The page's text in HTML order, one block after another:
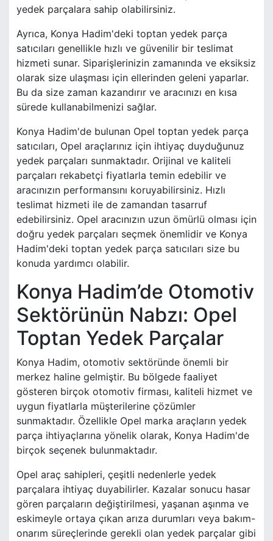
yedek parçalara sahip olabilirsiniz.
Ayrıca, Konya Hadim'deki toptan yedek parça
satıcıları genellikle hızlı ve güvenilir bir teslimat
hizmeti sunar. Siparişlerinizin zamanında ve eksiksiz
olarak size ulaşması için ellerinden geleni yaparlar.
Bu da size zaman kazandırır ve aracınızı en kısa
sürede kullanabilmenizi sağlar.
Konya Hadim'de bulunan Opel toptan yedek parça
satıcıları, Opel araçlarınız için ihtiyaç duyduğunuz
yedek parçaları sunmaktadır. Orijinal ve kaliteli
parçaları rekabetçi fiyatlarla temin edebilir ve
aracınızın performansını koruyabilirsiniz. Hızlı
teslimat hizmeti ile de zamandan tasarruf
edebilirsiniz. Opel aracınızın uzun ömürlü olması için
doğru yedek parçaları seçmek önemlidir ve Konya
Hadim'deki toptan yedek parça satıcıları size bu
konuda yardımcı olabilir.
Konya Hadim’de Otomotiv
Sektörünün Nabzı: Opel
Toptan Yedek Parçalar
Konya Hadim, otomotiv sektöründe önemli bir
merkez haline gelmiştir. Bu bölgede faaliyet
gösteren birçok otomotiv firması, kaliteli hizmet ve
uygun fiyatlarla müşterilerine çözümler
sunmaktadır. Özellikle Opel marka araçların yedek
parça ihtiyaçlarına yönelik olarak, Konya Hadim'de
birçok seçenek bulunmaktadır.
Opel araç sahipleri, çeşitli nedenlerle yedek
parçalara ihtiyaç duyabilirler. Kazalar sonucu hasar
gören parçaların değiştirilmesi, yaşanan aşınma ve
eskimeyle ortaya çıkan arıza durumları veya bakım-
onarım süreçlerinde gerekli olan yedek parçalar gibi